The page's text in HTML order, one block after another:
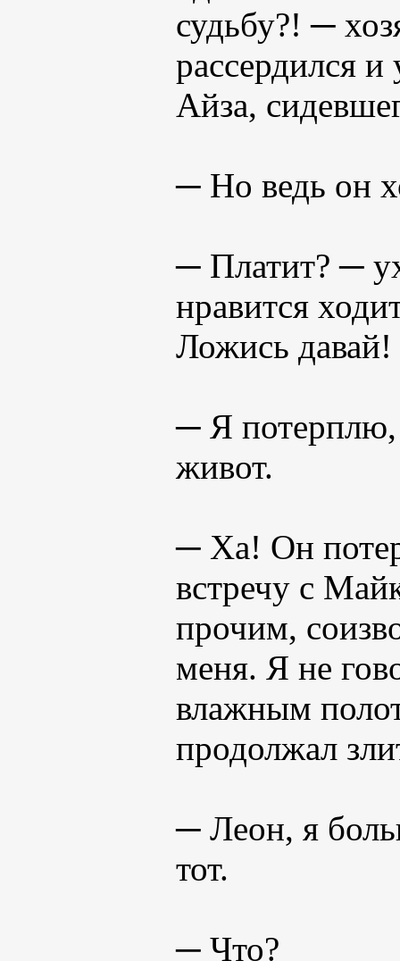
судьбу?! ─
рассердился
Айза,
─ Но ведь он
─ Платит? ─
нравится
Ложись давай!
─ Я потерплю,
живот.
─ Ха! Он
встречу с
прочим,
меня. Я не
влажным
продолжал
─ Леон, я
тот.
─ Что?